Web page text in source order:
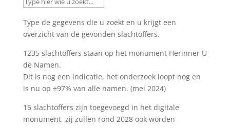
Type de gegevens die u zoekt en u krijgt een
overzicht van de gevonden slachtoffers.
1235 slachtoffers staan op het monument Herinner U
de Namen.
Dit is nog een indicatie, het onderzoek loopt nog en
is nu op ±97% van alle namen. (mei 2024)
16 slachtoffers zijn toegevoegd in het digitale
monument, zij zullen rond 2028 ook worden